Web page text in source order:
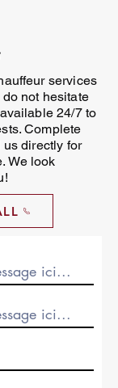
services
not hesitate
24/7 to
Complete
directly for
We look